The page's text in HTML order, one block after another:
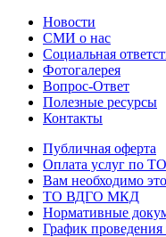
Новости
СМИ о нас
Социальная
Фотогалерея
Вопрос-Ответ
Полезные ресурсы
Контакты
Публичная оферта
Оплата услуг по
Вам необходимо
ТО ВДГО МКД
Нормативные
График